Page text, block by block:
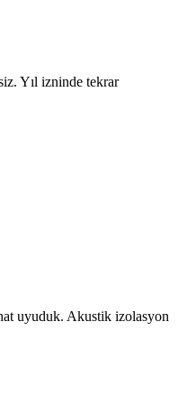
Yıl izninde tekrar
uyuduk. Akustik izolasyon